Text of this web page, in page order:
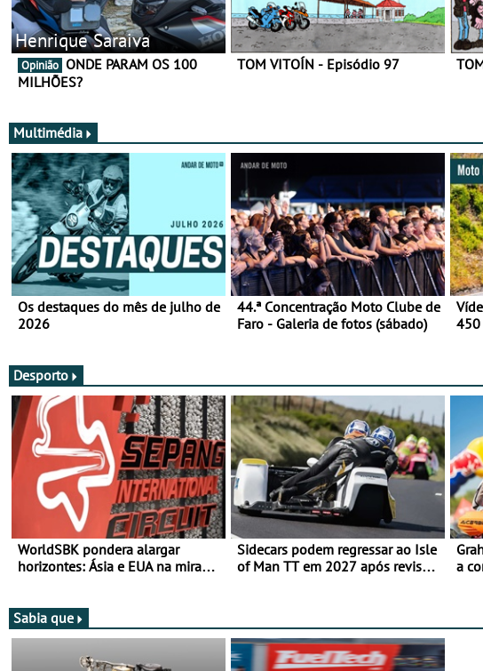
Henrique Saraiva
Opinião
MILHÕES?
TOM VITOÍN - Episódio 97
Multimédia
Os destaques do mês de julho de
2026
44.ª Concentração Moto Clube de
Faro - Galeria de fotos (sábado)
450
Desporto
WorldSBK pondera alargar
horizontes: Ásia e EUA na mira
Sidecars podem regressar ao Isle
of Man TT em 2027 após revisão
a
Sabia que